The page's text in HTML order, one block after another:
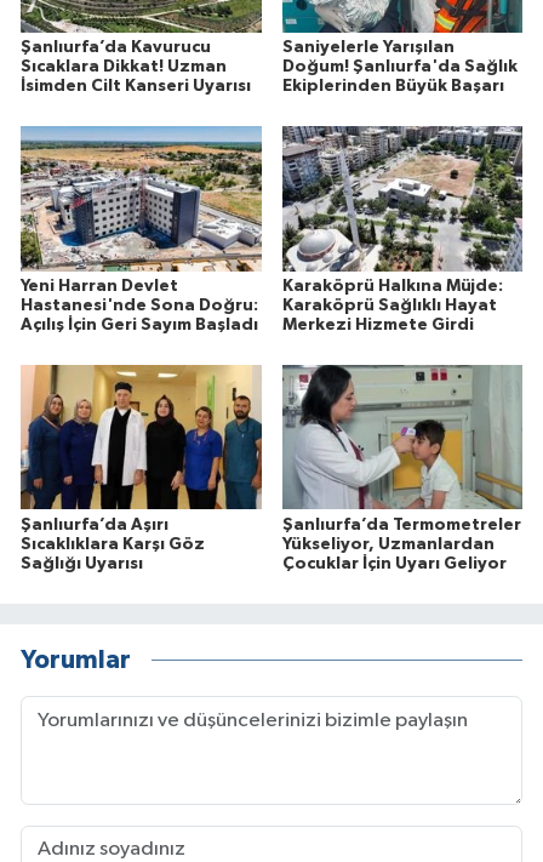
Şanlıurfa’da Kavurucu
Sıcaklara Dikkat! Uzman
İsimden Cilt Kanseri Uyarısı
Saniyelerle Yarışılan
Doğum! Şanlıurfa'da Sağlık
Ekiplerinden Büyük Başarı
Yeni Harran Devlet
Hastanesi'nde Sona Doğru:
Açılış İçin Geri Sayım Başladı
Karaköprü Halkına Müjde:
Karaköprü Sağlıklı Hayat
Merkezi Hizmete Girdi
Şanlıurfa’da Aşırı
Sıcaklıklara Karşı Göz
Sağlığı Uyarısı
Şanlıurfa’da Termometreler
Yükseliyor, Uzmanlardan
Çocuklar İçin Uyarı Geliyor
Yorumlar